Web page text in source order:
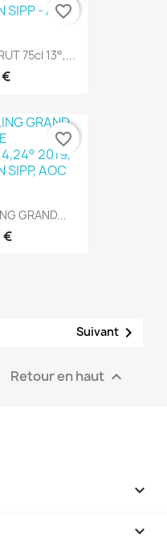
75cl 13°,...
favorite_border
GRAND...
€
favorite_border
Suivant 
Retour en haut 

